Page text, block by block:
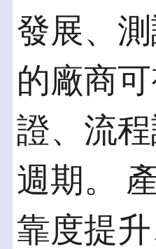
發展、
的廠商
證、流
週期。
靠度提